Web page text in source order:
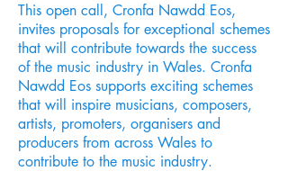
This open call, Cronfa Nawdd Eos,
invites proposals for exceptional schemes
that will contribute towards the success
of the music industry in Wales. Cronfa
Nawdd Eos supports exciting schemes
that will inspire musicians, composers,
artists, promoters, organisers and
producers from across Wales to
contribute to the music industry.